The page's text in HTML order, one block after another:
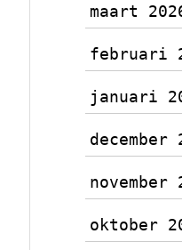
maart
februari
januari
december
november
oktober